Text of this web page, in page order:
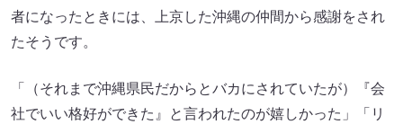
者になったときには、上京した沖縄の仲間から感謝をされ
たそうです。
「（それまで沖縄県民だからとバカにされていたが）『会
社でいい格好ができた』と言われたのが嬉しかった」「リ